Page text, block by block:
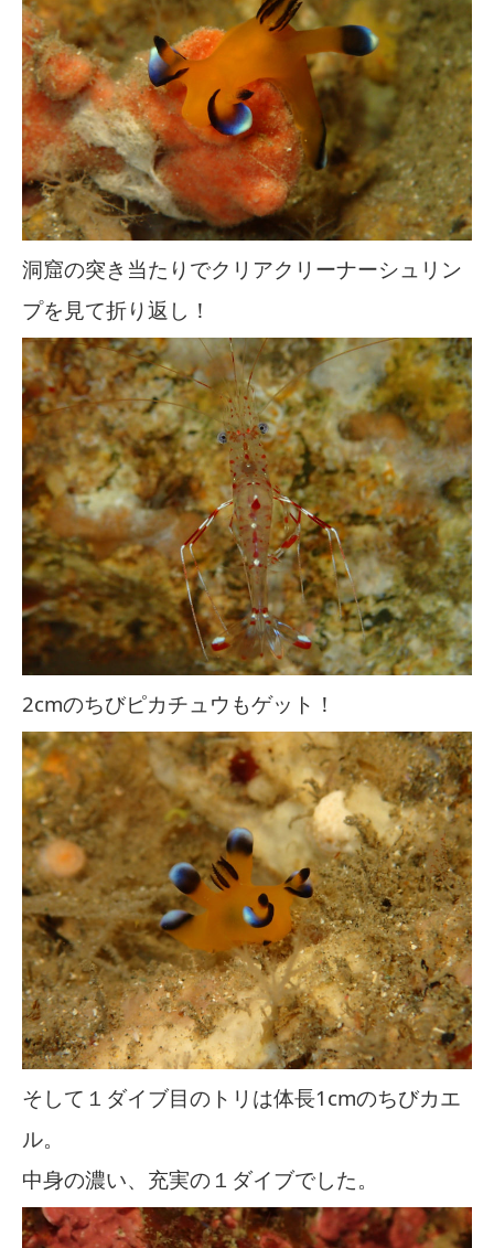
洞窟の突き当たりでクリアクリーナーシュリン
プを見て折り返し！
2cmのちびピカチュウもゲット！
そして１ダイブ目のトリは体長1cmのちびカエ
ル。
中身の濃い、充実の１ダイブでした。